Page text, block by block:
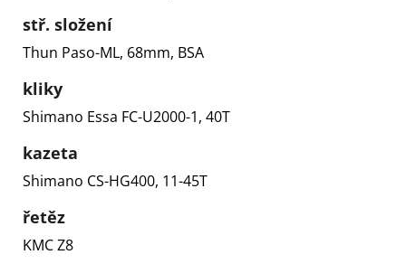
stř. složení
Thun Paso-ML, 68mm, BSA
kliky
Shimano Essa FC-U2000-1, 40T
kazeta
Shimano CS-HG400, 11-45T
řetěz
KMC Z8